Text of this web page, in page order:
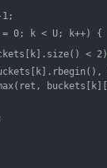
0; k < U; k++) {
< 2)
buckets[k][0]